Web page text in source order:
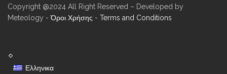
Copyright @2024 All Right Reserved – Developed by
Meteology -Όροι Χρήσης - Terms and Conditions
Ελληνικα